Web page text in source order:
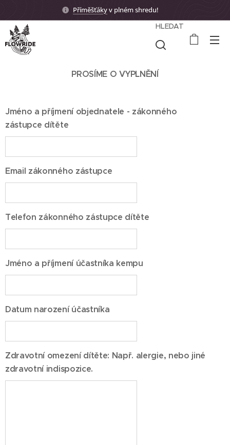
Příměšťákyv plném shredu! 🤟🏼
HLEDAT
PROSÍME O VYPLNĚNÍ
Jméno a příjmení objednatele - zákonného
zástupce dítěte
Email zákonného zástupce
Telefon zákonného zástupce dítěte
Jméno a příjmení účastníka kempu
Datum narození účastníka
Zdravotní omezení dítěte: Např. alergie, nebo jiné
zdravotní indispozice.